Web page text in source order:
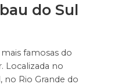
do Sul
famosas do
Localizada no
no Rio Grande do